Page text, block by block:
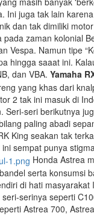
Ini juga tak lain
dan tak dimiliki
pada zaman kolonial
Vespa. Namun tipe
hingga saaat ini.
dan VBA. Yamaha
yang khas dari
2 tak ini masuk di
Seri-seri berikutnya
paling abadi
King seakan tak
sempat punya
Honda Astrea
serta konsumsi
di hati
serinya seperti
Astrea 700,